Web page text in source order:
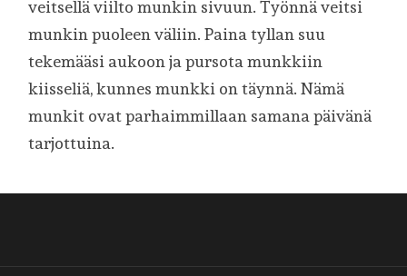
veitsellä viilto munkin sivuun. Työnnä veitsi
munkin puoleen väliin. Paina tyllan suu
tekemääsi aukoon ja pursota munkkiin
kiisseliä, kunnes munkki on täynnä. Nämä
munkit ovat parhaimmillaan samana päivänä
tarjottuina.